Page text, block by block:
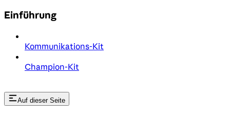
Einführung
Kommunikations-Kit
Champion-Kit
Auf dieser Seite